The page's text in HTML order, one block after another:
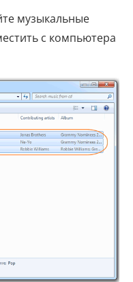
музыкальные
с компьютера